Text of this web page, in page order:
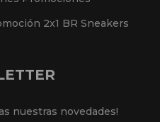
2x1 BR Sneakers
nuestras novedades!